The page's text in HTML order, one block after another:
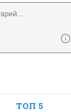
ТОП 5